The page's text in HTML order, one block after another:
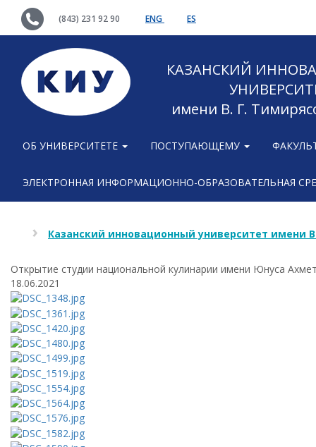
(843) 231 92 90 ENG ES
КАЗАНСКИЙ
имени В. Г.
ОБ УНИВЕРСИТЕТЕ ПОСТУПАЮЩЕМУ
ЭЛЕКТРОННАЯ ИНФОРМАЦИОННО-ОБРАЗОВАТЕЛЬНАЯ
Казанский инновационный университет имени
Открытие студии национальной кулинарии имени Юнуса
18.06.2021